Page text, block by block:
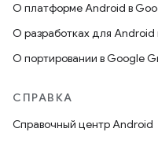
О платформе Android в
О разработках для Android
О портировании в Google
СПРАВКА
Справочный центр Android